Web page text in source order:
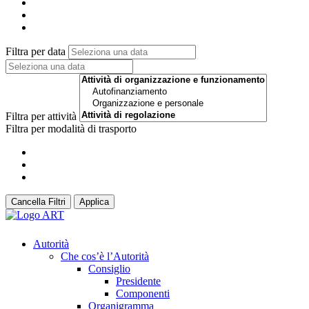
Filtra per data
Filtra per attività
Filtra per modalità di trasporto
Cancella Filtri Applica
Autorità
Che cos’è l’Autorità
Consiglio
Presidente
Componenti
Organigramma